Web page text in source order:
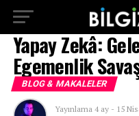
Yapay Zekâ:
Egemenlik
BLOG & MAKALELER
Yayınlama 4 ay - 15